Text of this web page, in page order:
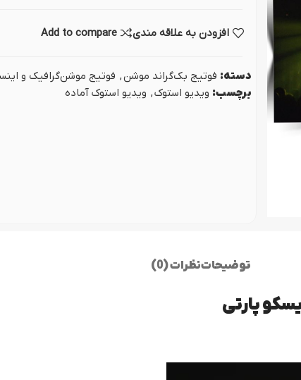
عروس
عروس و داماد
عروسی
کلیپ آماده
پروژه نمایش لوگو
افزودن به علاقه مندی Add to compare
دسته: فوتیج بک‌گراند موشن, فوتیج موشن‌گرافیک و
برچسب: ویدیو استوک, ویدیو استوک آماده
توضیحاتنظرات (0)
پارتی